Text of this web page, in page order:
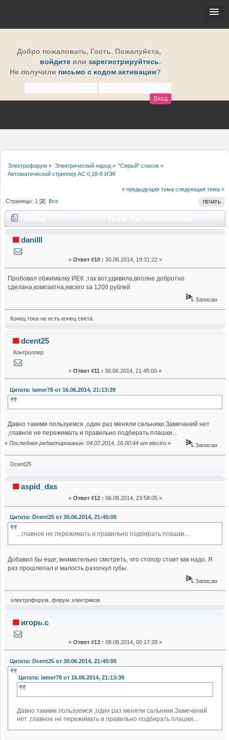
Добро пожаловать, Гость. Пожалуйста,
войдите или зарегистрируйтесь.
Не получили письмо с кодом активации?
Электрофорум » Электрический народ» "Серый" список»
Автоматический стриппер AC 0,18-6 ИЭК
« предыдущая тема следующая тема »
ПЕЧАТЬ
Страницы: 1 [2] Все
стриппер AC 0,18-6 ИЭК (Прочитано 68119 раз)
danilll
« Ответ #10 : 30.06.2014, 19:31:22 »
Пробовал обжималку ИЕК ,так вот,удивила,вполне добротно
сделана,компактна,ивсего за 1200 рублей
Записан
Конец тока-не есть конец света
dcent25
Контроллер
« Ответ #11 : 30.06.2014, 21:45:00 »
Цитата: lamer78 от 16.06.2014, 21:13:39
Давно такими пользуемся ,один раз меняли сальники.Замечаний нет
,главное не пережимать и правильно подбирать плашки...
« Последнее редактирование: 04.07.2014, 16:00:44 от electro » Записан
Dcent25
aspid_das
« Ответ #12 : 06.08.2014, 23:58:05 »
Цитата: Dcent25 от 30.06.2014, 21:45:00
...главное не пережимать и правильно подбирать плашки...
Добавил бы еще; внимательно смотреть, что стопор стоит как надо. Я
раз прошлепал и малость разогнул губы.
Записан
электрофорум, форум электриков
игорь.с
« Ответ #13 : 08.08.2014, 00:17:28 »
Цитата: Dcent25 от 30.06.2014, 21:45:00
Цитата: lamer78 от 16.06.2014, 21:13:39
Давно такими пользуемся ,один раз меняли сальники.Замечаний
нет ,главное не пережимать и правильно подбирать плашки...